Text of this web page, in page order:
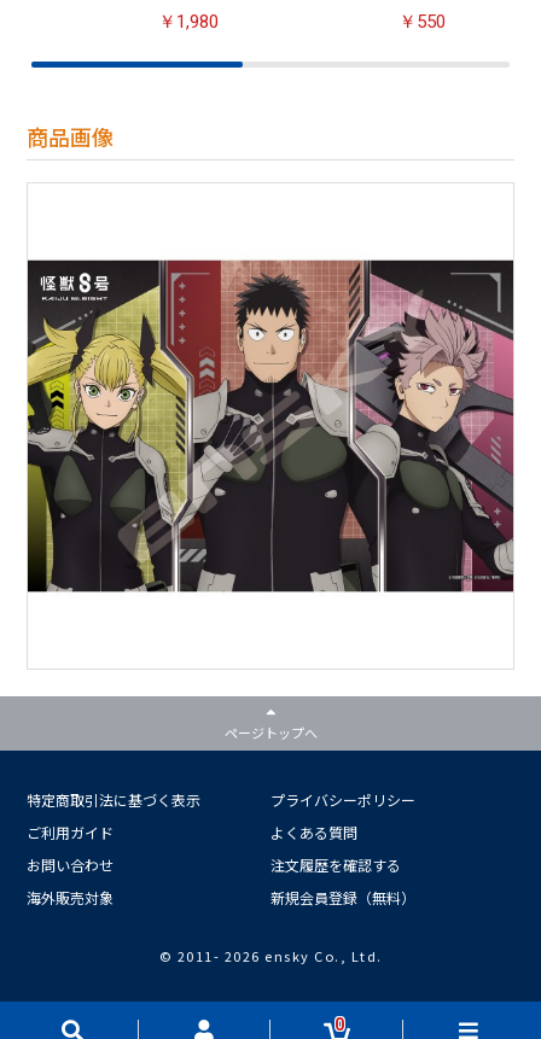
￥1,980 ￥550
商品画像
0
ページトップへ
特定商取引法に基づく表示
プライバシーポリシー
ご利用ガイド
よくある質問
お問い合わせ
注文履歴を確認する
海外販売対象
新規会員登録（無料）
© 2011- 2026 ensky Co., Ltd.